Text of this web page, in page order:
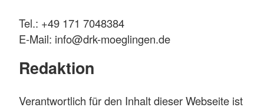
Tel.: +49 171 7048384
E-Mail: info@drk-moeglingen.de
Redaktion
Verantwortlich für den Inhalt dieser Webseite ist